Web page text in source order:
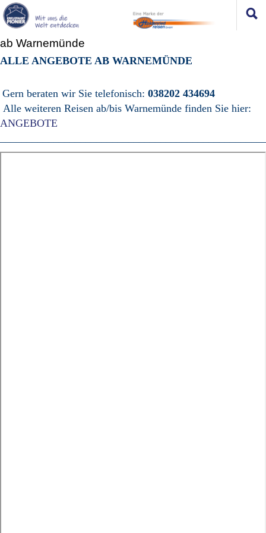
ab Warnemünde
ALLE ANGEBOTE AB WARNEMÜNDE
Gern beraten wir Sie telefonisch: 038202 434694
Alle weiteren Reisen ab/bis Warnemünde finden Sie hier:
ANGEBOTE